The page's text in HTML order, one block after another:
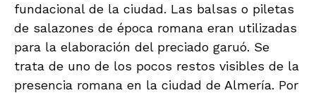
fundacional de la ciudad. Las balsas o piletas
de salazones de época romana eran utilizadas
para la elaboración del preciado garuó. Se
trata de uno de los pocos restos visibles de la
presencia romana en la ciudad de Almería. Por